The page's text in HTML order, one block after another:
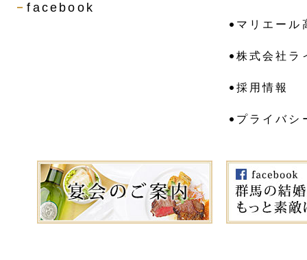
facebook
マリエール
株式会社ラ
採用情報
プライバシ